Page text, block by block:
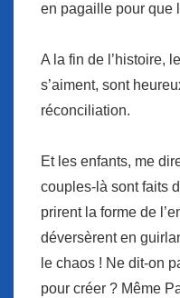
en pagaille pour que
A la fin de l’histoire,
s’aiment, sont
réconciliation.
Et les enfants, me
couples-là sont faits
prirent la forme de
déversèrent en
le chaos ! Ne dit-on
pour créer ? Même